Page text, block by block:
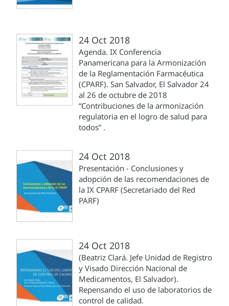
24 Oct 2018
Agenda. IX Conferencia
Panamericana para la Armonización
de la Reglamentación Farmacéutica
(CPARF). San Salvador, El Salvador 24
al 26 de octubre de 2018
“Contribuciones de la armonización
regulatoria en el logro de salud para
todos” .
24 Oct 2018
Presentación - Conclusiones y
adopción de las recomendaciones de
la IX CPARF (Secretariado del Red
PARF)
24 Oct 2018
(Beatriz Clará. Jefe Unidad de Registro
y Visado Dirección Nacional de
Medicamentos, El Salvador).
Repensando el uso de laboratorios de
control de calidad.